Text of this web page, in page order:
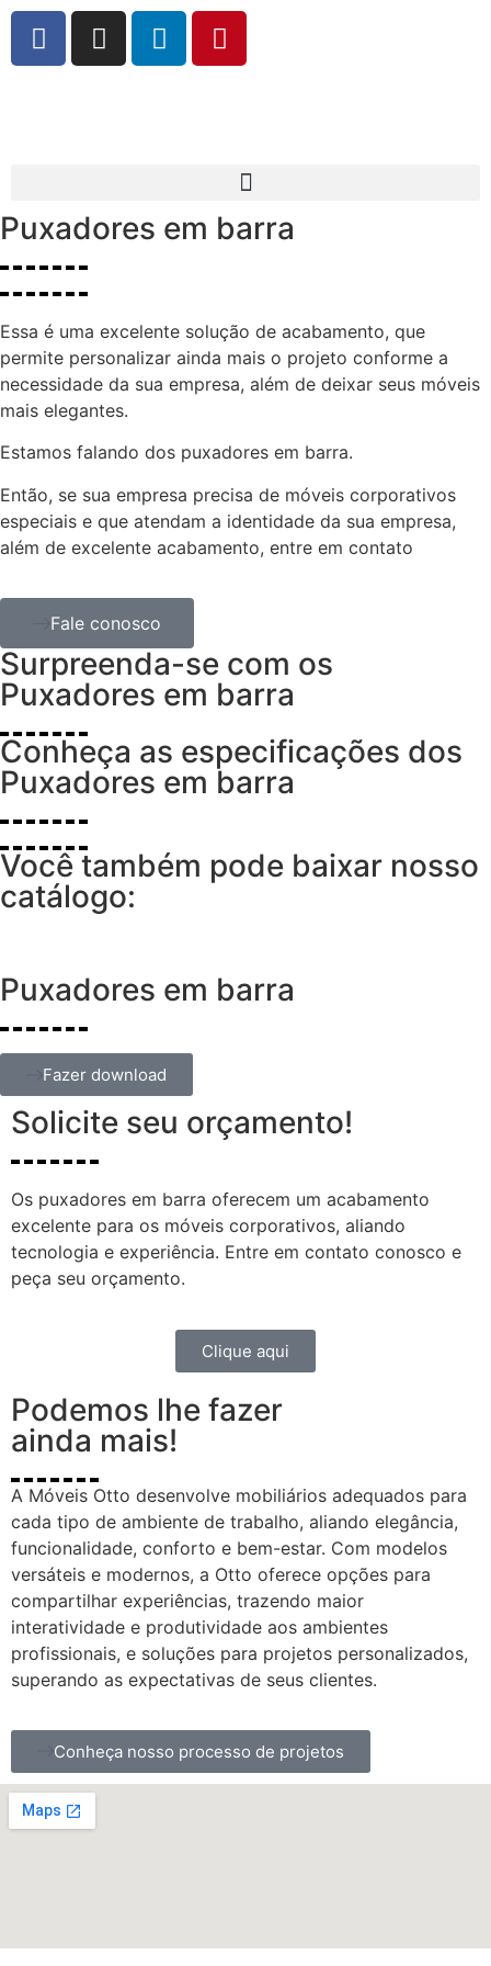
Puxadores em barra
Essa é uma excelente solução de acabamento, que
permite personalizar ainda mais o projeto conforme a
necessidade da sua empresa, além de deixar seus móveis
mais elegantes.
Estamos falando dos puxadores em barra.
Então, se sua empresa precisa de móveis corporativos
especiais e que atendam a identidade da sua empresa,
além de excelente acabamento, entre em contato
Fale conosco
Surpreenda-se com os
Puxadores em barra
Conheça as especificações dos
Puxadores em barra
Você também pode baixar nosso
catálogo:
Puxadores em barra
Fazer download
Solicite seu orçamento!
Os puxadores em barra oferecem um acabamento
excelente para os móveis corporativos, aliando
tecnologia e experiência. Entre em contato conosco e
peça seu orçamento.
Clique aqui
Podemos lhe fazer
ainda mais!
A Móveis Otto desenvolve mobiliários adequados para
cada tipo de ambiente de trabalho, aliando elegância,
funcionalidade, conforto e bem-estar. Com modelos
versáteis e modernos, a Otto oferece opções para
compartilhar experiências, trazendo maior
interatividade e produtividade aos ambientes
profissionais, e soluções para projetos personalizados,
superando as expectativas de seus clientes.
Conheça nosso processo de projetos